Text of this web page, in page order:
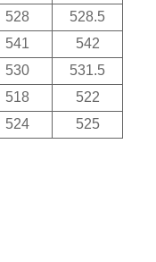
528
528.5
541
542
530
531.5
518
522
524 525